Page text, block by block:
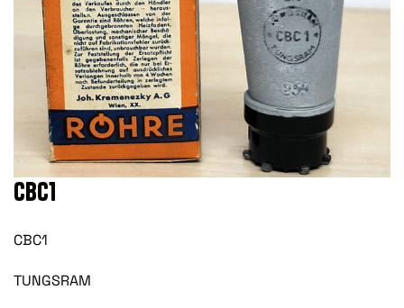
CBC1
CBC1
TUNGSRAM